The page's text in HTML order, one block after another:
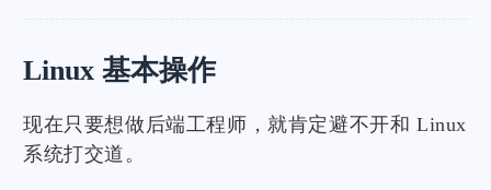
Linux 基本操作
现在只要想做后端工程师，就肯定避不开和 Linux
系统打交道。